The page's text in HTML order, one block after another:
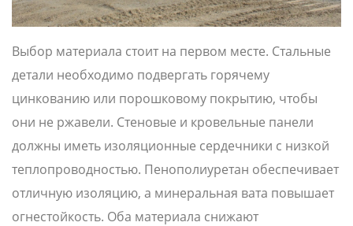
Выбор материала стоит на первом месте. Стальные
детали необходимо подвергать горячему
цинкованию или порошковому покрытию, чтобы
они не ржавели. Стеновые и кровельные панели
должны иметь изоляционные сердечники с низкой
теплопроводностью. Пенополиуретан обеспечивает
отличную изоляцию, а минеральная вата повышает
огнестойкость. Оба материала снижают